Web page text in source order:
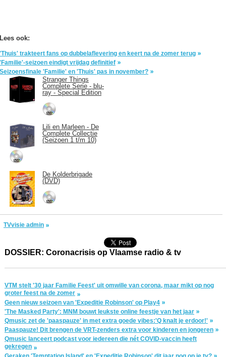
Lees ook:
'Thuis' trakteert fans op dubbelaflevering en keert na de zomer terug
'Familie'-seizoen eindigt vrijdag definitief
Seizoensfinale 'Familie' en 'Thuis' pas in november?
Stranger Things
Complete Serie - blu-
ray - Special Edition
Lili en Marleen - De
Complete Collectie
(Seizoen 1 t/m 10)
De Kolderbrigade
(DVD)
TVvisie admin
DOSSIER: Coronacrisis op Vlaamse radio & tv
VTM stelt '30 jaar Familie Feest' uit omwille van corona, maar mikt op nog
groter feest na de zomer
Geen nieuw seizoen van 'Expeditie Robinson' op Play4
'The Masked Party': MNM bouwt leukste online feestje van het jaar
Qmusic zet de 'paaspauze' in met extra goede vibes:'Q knalt je erdoor!'
Paaspauze! Dit brengen de VRT-zenders extra voor kinderen en jongeren
Qmusic lanceert podcast voor iedereen die nét COVID-vaccin heeft
gekregen